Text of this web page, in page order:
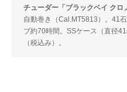
チューダー「ブラックベイ クロ
自動巻き（Cal.MT5813）。41
ブ約70時間。SSケース（直径
（税込み）。